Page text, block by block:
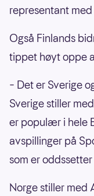
representant
Også Finlands
tippet høyt oppe
– Det er Sverige
Sverige stiller
er populær i hele
avspillinger på
som er
Norge stiller med